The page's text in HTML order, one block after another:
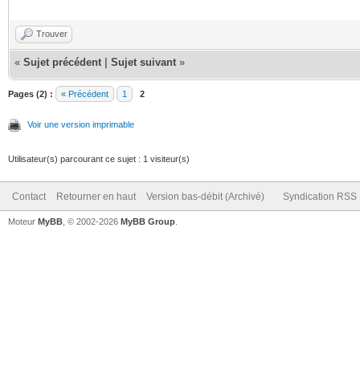
Trouver
« Sujet précédent Sujet suivant »
Pages (2) : « Précédent 1 2
Voir une version imprimable
Utilisateur(s) parcourant ce sujet : 1 visiteur(s)
Contact Retourner en haut Version bas-débit (Archivé) Syndication RSS
Moteur MyBB , © 2002-2026 MyBB Group